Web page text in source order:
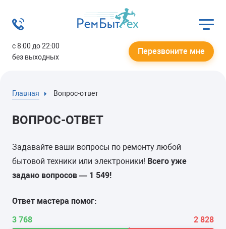
с 8:00 до 22:00
без выходных
Перезвоните мне
Главная Вопрос-ответ
ВОПРОС-ОТВЕТ
Задавайте ваши вопросы по ремонту любой
бытовой техники или электроники! Всего уже
задано вопросов — 1 549!
Ответ мастера помог:
3 768
2 828